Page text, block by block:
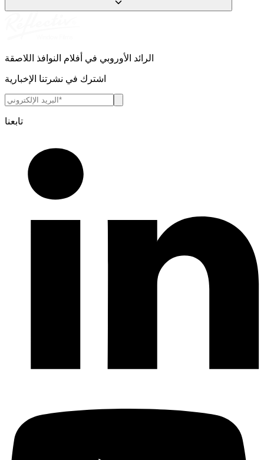
الرائد الأوروبي في أفلام النوافذ اللاصقة
اشترك في نشرتنا الإخبارية
تابعنا